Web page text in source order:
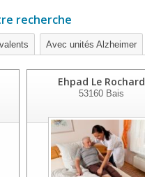
recherche
Avec unités Alzheimer
Ehpad Le Rochard
53160 Bais